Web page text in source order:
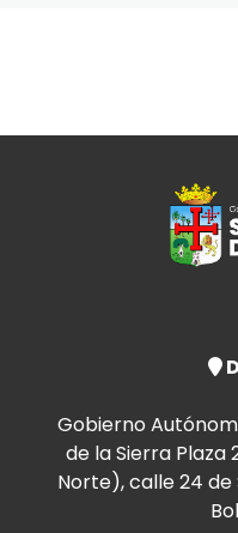
Gobierno
de la Sierra
Norte), calle 24